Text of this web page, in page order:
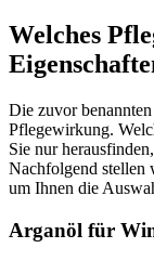
Welches
Die zuvor
Pflegewirkung.
Sie nur
Nachfolgend stellen
um Ihnen die
Arganöl für